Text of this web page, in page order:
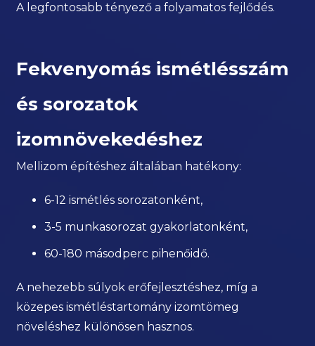
A legfontosabb tényező a folyamatos fejlődés.
Fekvenyomás ismétlésszám
és sorozatok
izomnövekedéshez
Mellizom építéshez általában hatékony:
6-12 ismétlés sorozatonként,
3-5 munkasorozat gyakorlatonként,
60-180 másodperc pihenőidő.
A nehezebb súlyok erőfejlesztéshez, míg a
közepes ismétléstartomány izomtömeg
növeléshez különösen hasznos.